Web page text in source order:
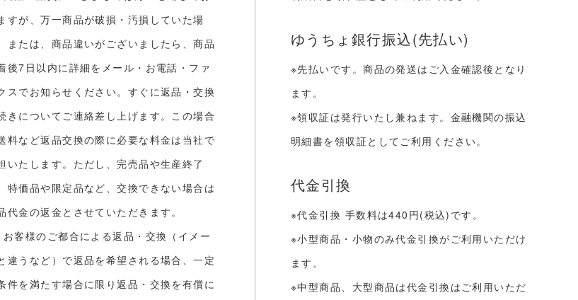
すが、万一商品が破損・汚損していた場
または、商品違いがございましたら、商品
後7日以内に詳細をメール・お電話・ファ
スでお知らせください。すぐに返品・交換
きについてご連絡差し上げます。この場合
料など返品交換の際に必要な料金は当社で
いたします。ただし、完売品や生産終了
特価品や限定品など、交換できない場合は
代金の返金とさせていただきます。
客様のご都合による返品・交換（イメー
違うなど）で返品を希望される場合、一定
件を満たす場合に限り返品・交換を有償に
ゆうちょ銀行振込(先払い)
※先払いです。商品の発送はご入金確認後となり
ます。
※領収証は発行いたし兼ねます。金融機関の振込
明細書を領収証としてご利用ください。
代金引換
※代金引換 手数料は440円(税込)です。
※小型商品・小物のみ代金引換がご利用いただけ
ます。
※中型商品、大型商品は代金引換はご利用いただ